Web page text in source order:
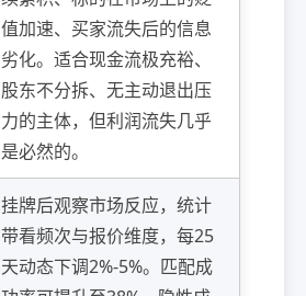
值加速、买家流失后的信息
劣化。适合现金流极充裕、
股东不分拆、无主动退出压
力的主体，但利润流失几乎
是必然的。
挂牌后观察市场反应，统计
带看频次与报价维度，每25
天动态下调2%-5%。匹配成